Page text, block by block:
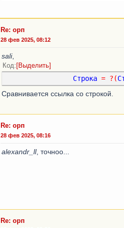
//
//
//
//
КонецФункции
Re: орп
28 фев 2025, 08:12
sali,
Код Выделить
Строка = ?(
Сравнивается ссылка со строкой.
Re: орп
28 фев 2025, 08:16
alexandr_ll, точноо...
Re: орп